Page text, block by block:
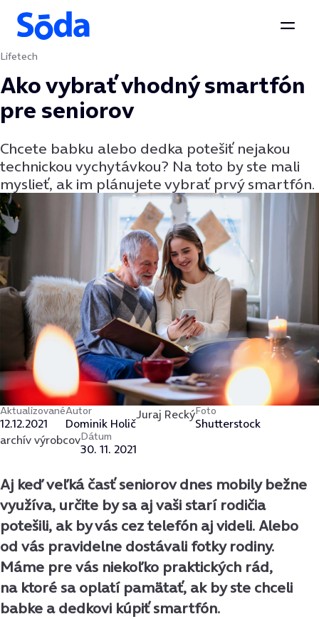
Preskočiť na obsah
Lifetech
Ako vybrať vhodný smartfón
pre seniorov
Chcete babku alebo dedka potešiť nejakou
technickou vychytávkou? Na toto by ste mali
myslieť, ak im plánujete vybrať prvý smartfón.
Aktualizované
12.12.2021
Autor
Dominik Holič
Juraj ReckýFoto
Shutterstock
archív výrobcovDátum
30. 11. 2021
Aj keď veľká časť seniorov dnes mobily bežne
využíva, určite by sa aj vaši starí rodičia
potešili, ak by vás cez telefón aj videli. Alebo
od vás pravidelne dostávali fotky rodiny.
Máme pre vás niekoľko praktických rád,
na ktoré sa oplatí pamätať, ak by ste chceli
babke a dedkovi kúpiť smartfón.